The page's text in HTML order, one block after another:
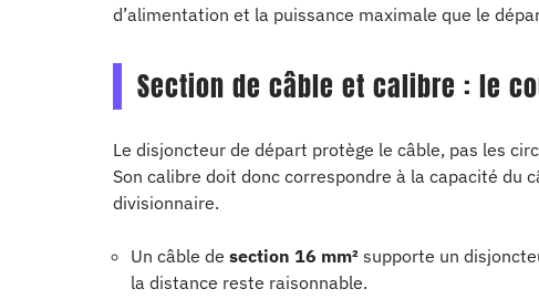
d’alimentation et la puissance maximale que le
Section de câble et calibre : le
Le disjoncteur de départ protège le câble, pas les
Son calibre doit donc correspondre à la capacité
divisionnaire.
Un câble de section 16 mm² supporte un
la distance reste raisonnable.